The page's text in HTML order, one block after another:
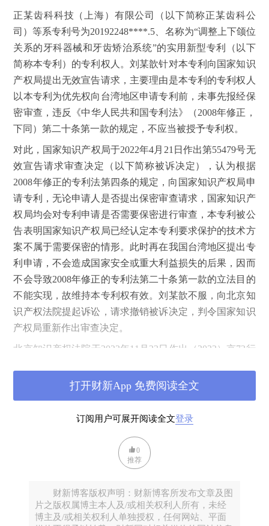
正某齿科科技（上海）有限公司（以下简称正某齿科公
司）等系专利号为20192248****.5、名称为“调整上下颌位
关系的牙科器械和牙齿矫治系统”的实用新型专利（以下
简称本专利）的专利权人。刘某歆针对本专利向国家知识
产权局提出无效宣告请求，主要理由是本专利的专利权人
以本专利为优先权向台湾地区申请专利前，未事先报经保
密审查，违反《中华人民共和国专利法》（2008年修正，
下同）第二十条第一款的规定，不应当被授予专利权。
对此，国家知识产权局于2022年4月21日作出第55479号无
效宣告请求审查决定（以下简称被诉决定），认为根据
2008年修正的专利法第四条的规定，向国家知识产权局申
请专利，无论申请人是否提出保密审查请求，国家知识产
权局均会对专利申请是否需要保密进行审查，本专利被公
告表明国家知识产权局已经认定本专利要求保护的技术方
案不属于需要保密的情形。此时再在我国台湾地区提出专
利申请，不会造成国家安全或重大利益损失的后果，因而
不会导致2008年修正的专利法第二十条第一款的立法目的
不能实现，故维持本专利权有效。刘某歆不服，向北京知
识产权法院提起诉讼，请求撤销被诉决定，判令国家知识
产权局重新作出审查决定。
北京知识产权法院于2023年11月23日作出（2022）京73行
刘某歆不服，提起上诉。最高人民法院于2024年12月24日
作出（2024）最高法知行终135号行政判决：驳回上诉，
本案的争议焦点为：本专利是否因专利权人将相同的技术
方案向我国台湾地区申请专利前未报经保密审查而无效。
《中华人民共和国专利法》（2008年修正）第四条规
定：“申请专利的发明创造涉及国家安全或者重大利益需
订阅用户可展开阅读全文登录
打开财新App 免费阅读全文
0
推荐
财新博客版权声明：财新博客所发布文章及图
片之版权属博主本人及/或相关权利人所有，未经
博主及/或相关权利人单独授权，任何网站、平面